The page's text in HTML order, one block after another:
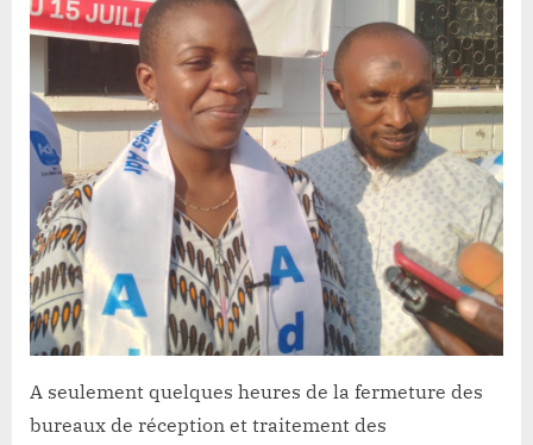
la
population,
Chantal
Faida
dépose
sa
candidature
à
la
députation
nationale
A seulement quelques heures de la fermeture des
bureaux de réception et traitement des